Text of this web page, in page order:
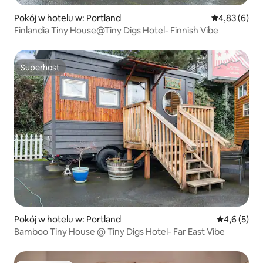
Pokój w hotelu w: Portland Średnia
4,83 (6)
Finlandia Tiny House@Tiny Digs Hotel- Finnish Vibe
Superhost
Superhost
Pokój w hotelu w: Portland Średnia
4,6 (5)
Bamboo Tiny House @ Tiny Digs Hotel- Far East Vibe